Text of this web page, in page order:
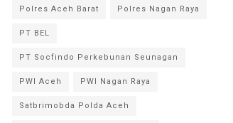
Polres Aceh Barat Polres Nagan Raya
PT BEL
PT Socfindo Perkebunan Seunagan
PWI Aceh PWI Nagan Raya
Satbrimobda Polda Aceh